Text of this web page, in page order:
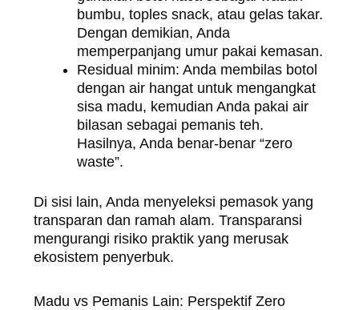
bumbu, toples snack, atau gelas takar.
Dengan demikian, Anda
memperpanjang umur pakai kemasan.
Residual minim: Anda membilas botol
dengan air hangat untuk mengangkat
sisa madu, kemudian Anda pakai air
bilasan sebagai pemanis teh.
Hasilnya, Anda benar-benar “zero
waste”.
Di sisi lain, Anda menyeleksi pemasok yang
transparan dan ramah alam. Transparansi
mengurangi risiko praktik yang merusak
ekosistem penyerbuk.
Madu vs Pemanis Lain: Perspektif Zero